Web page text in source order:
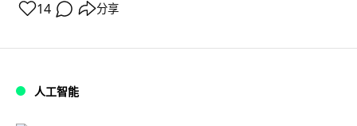
14 分享
人工智能